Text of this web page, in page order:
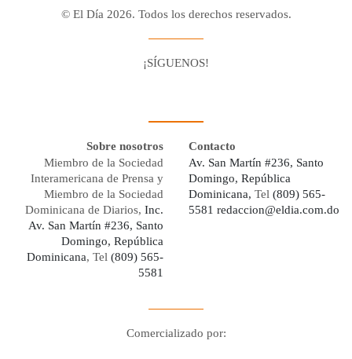
© El Día 2026. Todos los derechos reservados.
¡SÍGUENOS!
Sobre nosotros
Miembro de la Sociedad
Interamericana de Prensa y
Miembro de la Sociedad
Dominicana de Diarios, Inc.
Av. San Martín #236, Santo
Domingo, República
Dominicana, Tel (809) 565-
5581
Contacto
Av. San Martín #236, Santo
Domingo, República
Dominicana, Tel (809) 565-
5581 redaccion@eldia.com.do
Comercializado por: